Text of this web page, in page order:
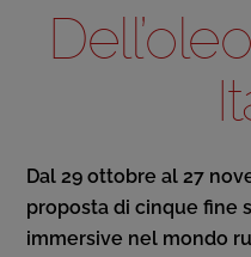
Dal 29 ottobre al 27
proposta di cinque fine
immersive nel mondo